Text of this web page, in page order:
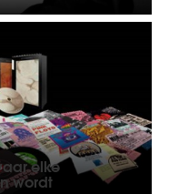
elke
wordt